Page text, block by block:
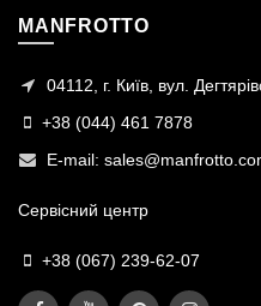
MANFROTTO
04112, г. Київ, вул.
+38 (044) 461 7878
E-mail:
Сервісний центр
+38 (067) 239-62-07